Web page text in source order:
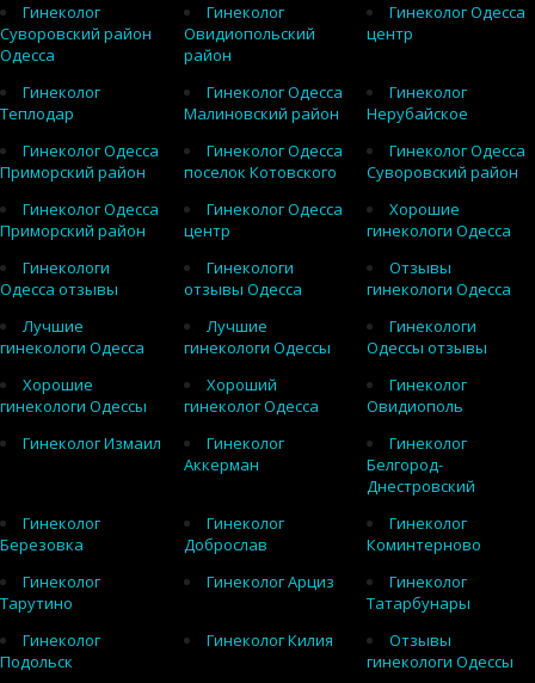
Гинеколог
Суворовский район
Одесса
Гинеколог
Овидиопольский
район
Гинеколог Одесса
центр
Гинеколог
Теплодар
Гинеколог Одесса
Малиновский район
Гинеколог
Нерубайское
Гинеколог Одесса
Приморский район
Гинеколог Одесса
поселок Котовского
Гинеколог Одесса
Суворовский район
Гинеколог Одесса
Приморский район
Гинеколог Одесса
центр
Хорошие
гинекологи Одесса
Гинекологи
Одесса отзывы
Гинекологи
отзывы Одесса
Отзывы
гинекологи Одесса
Лучшие
гинекологи Одесса
Лучшие
гинекологи Одессы
Гинекологи
Одессы отзывы
Хорошие
гинекологи Одессы
Хороший
гинеколог Одесса
Гинеколог
Овидиополь
Гинеколог Измаил
Гинеколог
Аккерман
Гинеколог
Белгород-
Днестровский
Гинеколог
Березовка
Гинеколог
Доброслав
Гинеколог
Коминтерново
Гинеколог
Тарутино
Гинеколог Арциз
Гинеколог
Татарбунары
Гинеколог
Подольск
Гинеколог Килия
Отзывы
гинекологи Одессы